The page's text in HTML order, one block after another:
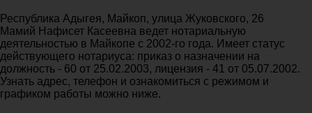
Республика Адыгея, Майкоп, улица Жуковского, 26
Мамий Нафисет Касеевна ведет нотариальную
деятельностью в Майкопе с 2002-го года. Имеет статус
действующего нотариуса: приказ о назначении на
должность - 60 от 25.02.2003, лицензия - 41 от 05.07.2002.
Узнать адрес, телефон и ознакомиться с режимом и
графиком работы можно ниже.